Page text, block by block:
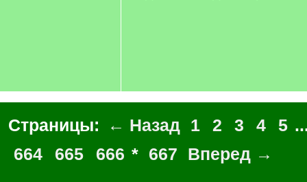
Страницы: ← Назад 1 2 3 4 5
664
665 666 * 667 Вперед →